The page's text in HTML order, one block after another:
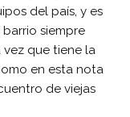
del país, y es
siempre
vez que tiene la
en esta nota
de viejas